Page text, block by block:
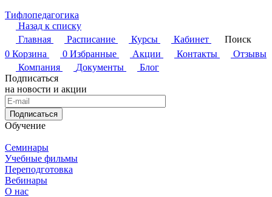
Тифлопедагогика
Назад к списку
Главная
Расписание Курсы Кабинет
Поиск
0 Корзина 0 Избранные Акции Контакты
Отзывы
Компания
Документы
Блог
Подписаться
на новости и акции
Подписаться
Обучение
Семинары
Учебные фильмы
Переподготовка
Вебинары
О нас